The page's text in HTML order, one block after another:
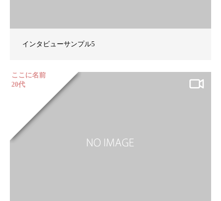
インタビューサンプル5
ここに名前
20代